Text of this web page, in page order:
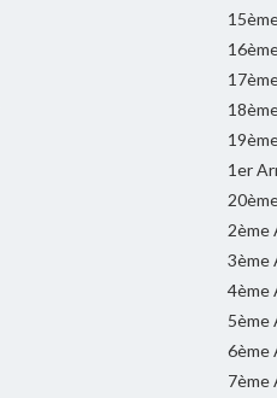
1er
2ème
3ème
4ème
5ème
6ème
7ème